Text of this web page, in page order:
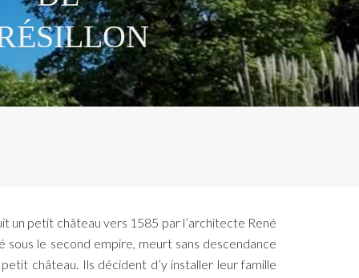
un petit château vers 1585 par l’architecte René
sous le second empire, meurt sans descendance
château. Ils décident d’y installer leur famille